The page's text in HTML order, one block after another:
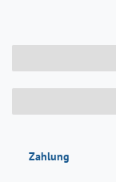
Zahlung